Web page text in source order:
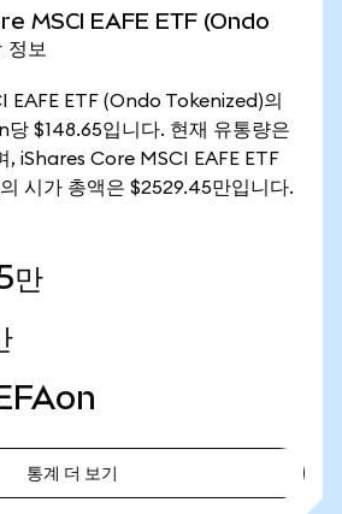
MSCI EAFE ETF (Ondo
보
EAFE ETF (Ondo Tokenized)의
당 $148.65입니다. 현재 유통량은
, iShares Core MSCI EAFE ETF
시가 총액은 $2529.45만입니다.
만
통계 더 보기